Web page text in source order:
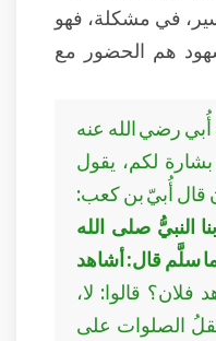
في مشكلة، فهو
هم الحضور مع
رضي الله عنه
لكم، يقول
قال أُبيّ بن كعب:
النبيُّ صلى الله
سلَّم قال: أشاهد
فلان؟ قالوا: لا،
الصلوات على